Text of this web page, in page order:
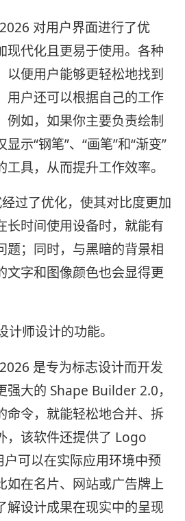
对用户界面进行了优
现代化且更易于使用。各种
以便用户能够更轻松地找到
用户还可以根据自己的工作
例如，如果你主要负责绘制
示“钢笔”、“画笔”和“渐变”
具，从而提升工作效率。
过了优化，使其对比度更加
长时间使用设备时，就能有
题；同时，与黑暗的背景相
文字和图像颜色也会显得更
师设计的功能。
是专为标志设计而开发
强大的 Shape Builder 2.0，
命令，就能轻松地合并、拆
，该软件还提供了 Logo
可以在实际应用环境中预
在名片、网站或广告牌上
解设计成果在现实中的呈现